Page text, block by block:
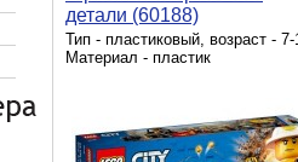
детали (60188)
Тип - пластиковый, возраст - 7-
Материал - пластик